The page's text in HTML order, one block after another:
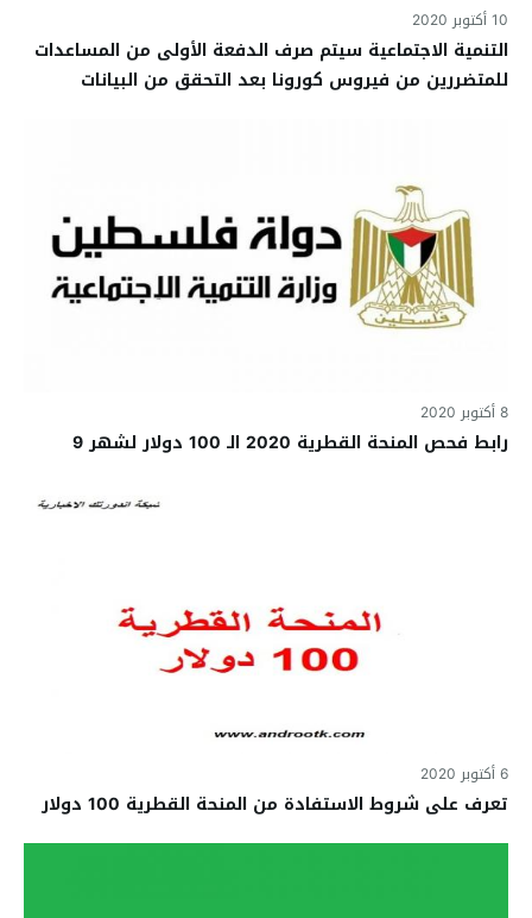
10 أكتوبر 2020
التنمية الاجتماعية سيتم صرف الدفعة الأولى من المساعدات
للمتضررين من فيروس كورونا بعد التحقق من البيانات
8 أكتوبر 2020
رابط فحص المنحة القطرية 2020 الـ 100 دولار لشهر 9
6 أكتوبر 2020
تعرف على شروط الاستفادة من المنحة القطرية 100 دولار